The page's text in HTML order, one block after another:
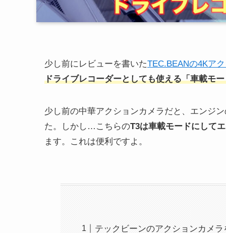
少し前にレビューを書いたTEC.BEANの4Kア
ドライブレコーダーとしても使える「車載モ
少し前の中華アクションカメラだと、エンジ
た。しかし…こちらのT3は車載モードにして
ます。これは便利ですよ。
テックビーンのアクションカメ